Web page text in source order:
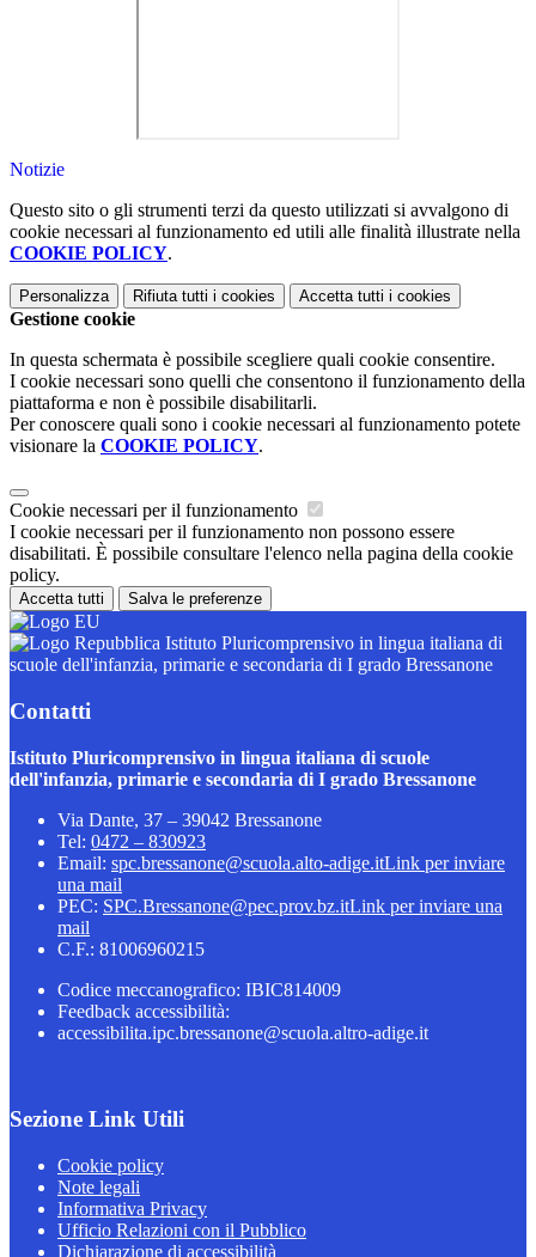
Notizie
Questo sito o gli strumenti terzi da questo utilizzati si avvalgono di
cookie necessari al funzionamento ed utili alle finalità illustrate nella
COOKIE POLICY.
Personalizza Rifiuta tutti i cookies Accetta tutti i cookies
Gestione cookie
In questa schermata è possibile scegliere quali cookie consentire.
I cookie necessari sono quelli che consentono il funzionamento della
piattaforma e non è possibile disabilitarli.
Per conoscere quali sono i cookie necessari al funzionamento potete
visionare la COOKIE POLICY.
Cookie necessari per il funzionamento
I cookie necessari per il funzionamento non possono essere
disabilitati. È possibile consultare l'elenco nella pagina della cookie
policy.
Accetta tutti Salva le preferenze
Istituto Pluricomprensivo in lingua italiana di
scuole dell'infanzia, primarie e secondaria di I grado Bressanone
Contatti
Istituto Pluricomprensivo in lingua italiana di scuole
dell'infanzia, primarie e secondaria di I grado Bressanone
Via Dante, 37 – 39042 Bressanone
Tel: 0472 – 830923
Email: spc.bressanone@scuola.alto-adige.itLink per inviare
una mail
PEC: SPC.Bressanone@pec.prov.bz.itLink per inviare una
mail
C.F.: 81006960215
Codice meccanografico: IBIC814009
Feedback accessibilità:
accessibilita.ipc.bressanone@scuola.altro-adige.it
Sezione Link Utili
Cookie policy
Note legali
Informativa Privacy
Ufficio Relazioni con il Pubblico
Dichiarazione di accessibilità